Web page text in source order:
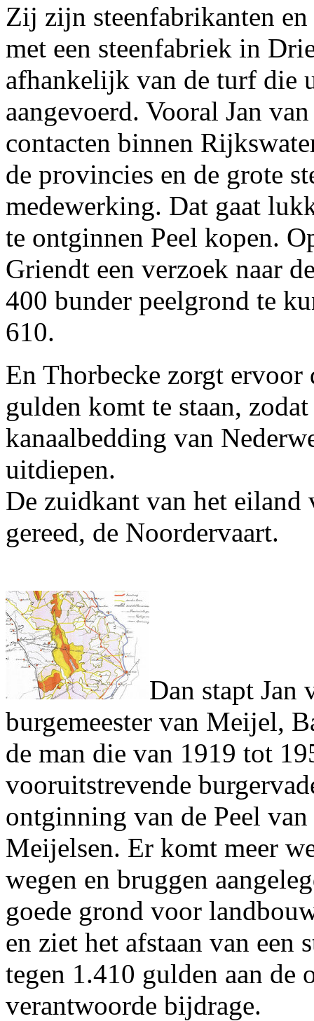
Zij zijn steenfabrikanten
met een steenfabriek in
afhankelijk van de turf die
aangevoerd. Vooral Jan
contacten binnen
de provincies en de grote
medewerking. Dat gaat
te ontginnen Peel kopen.
Griendt een verzoek naar
400 bunder peelgrond te
610.
En Thorbecke zorgt
gulden komt te staan,
kanaalbedding van
uitdiepen.
De zuidkant van het eiland
gereed, de Noordervaart.
Dan stapt Jan
burgemeester van Meijel,
de man die van 1919 tot
vooruitstrevende
ontginning van de Peel
Meijelsen. Er komt meer
wegen en bruggen
goede grond voor
en ziet het afstaan van
tegen 1.410 gulden aan de
verantwoorde bijdrage.